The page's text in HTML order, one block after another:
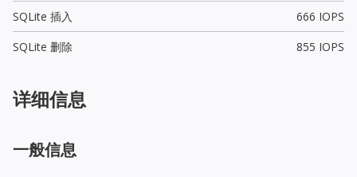
SQLite 插入
666 IOPS
SQLite 删除
855 IOPS
详细信息
一般信息